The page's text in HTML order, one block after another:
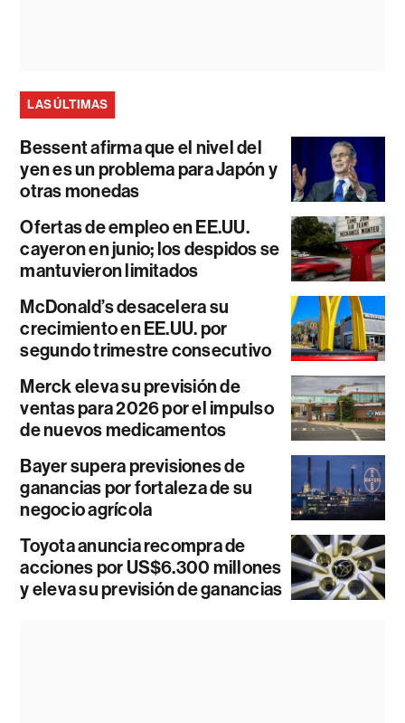
LAS ÚLTIMAS
Bessent afirma que el nivel del
yen es un problema para Japón y
otras monedas
Ofertas de empleo en EE.UU.
cayeron en junio; los despidos se
mantuvieron limitados
McDonald’s desacelera su
crecimiento en EE.UU. por
segundo trimestre consecutivo
Merck eleva su previsión de
ventas para 2026 por el impulso
de nuevos medicamentos
Bayer supera previsiones de
ganancias por fortaleza de su
negocio agrícola
Toyota anuncia recompra de
acciones por US$6.300 millones
y eleva su previsión de ganancias